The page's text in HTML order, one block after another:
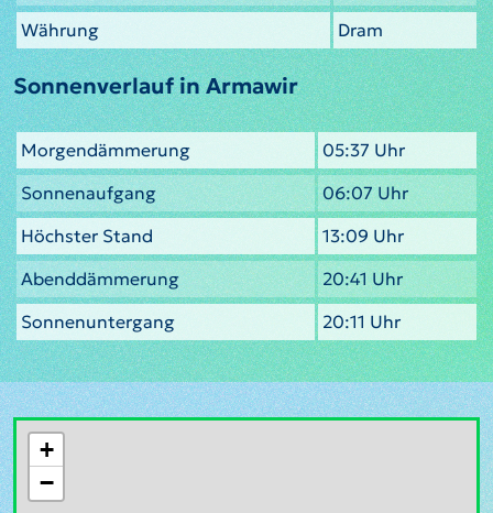
Währung
Dram
Sonnenverlauf in Armawir
Morgendämmerung
05:37 Uhr
Sonnenaufgang
06:07 Uhr
Höchster Stand
13:09 Uhr
Abenddämmerung
20:41 Uhr
Sonnenuntergang
20:11 Uhr
+
−